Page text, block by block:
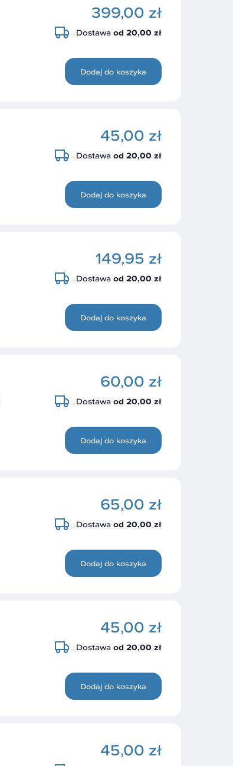
399,00 zł
Dostawa od 20,00 zł
Dodaj do koszyka
45,00 zł
Dostawa od 20,00 zł
Dodaj do koszyka
149,95 zł
Dostawa od 20,00 zł
Dodaj do koszyka
60,00 zł
Dostawa od 20,00 zł
Dodaj do koszyka
65,00 zł
Dostawa od 20,00 zł
Dodaj do koszyka
45,00 zł
Dostawa od 20,00 zł
Dodaj do koszyka
45,00 zł